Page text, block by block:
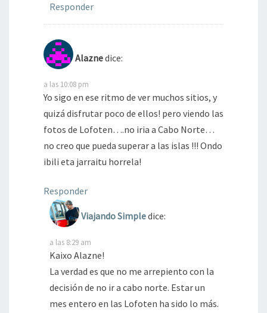
Responder
Alaznedice:
a las 10:08 pm
Yo sigo en ese ritmo de ver muchos sitios, y
quizá disfrutar poco de ellos! pero viendo las
fotos de Lofoten….no iria a Cabo Norte…
no creo que pueda superar a las islas !!! Ondo
ibili eta jarraitu horrela!
Responder
Viajando Simpledice:
a las 8:29 am
Kaixo Alazne!
La verdad es que no me arrepiento con la
decisión de no ir a cabo norte. Estar un
mes entero en las Lofoten ha sido lo más.